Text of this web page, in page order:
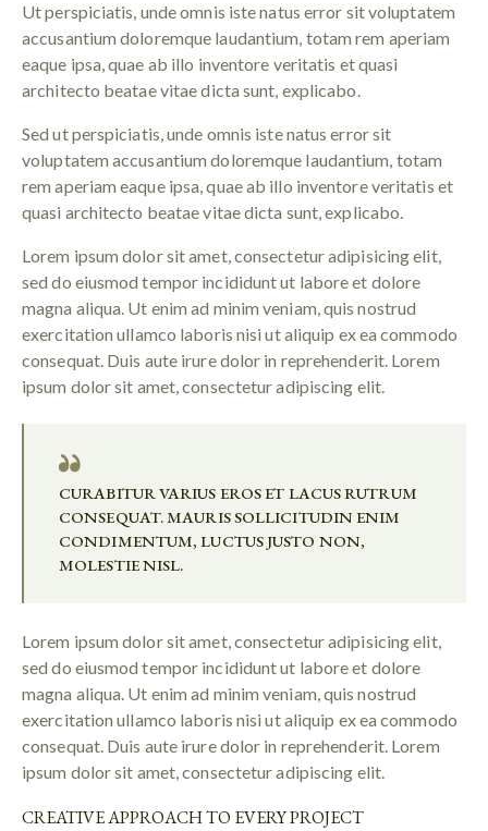
Ut perspiciatis, unde omnis iste natus error sit voluptatem
accusantium doloremque laudantium, totam rem aperiam
eaque ipsa, quae ab illo inventore veritatis et quasi
architecto beatae vitae dicta sunt, explicabo.
Sed ut perspiciatis, unde omnis iste natus error sit
voluptatem accusantium doloremque laudantium, totam
rem aperiam eaque ipsa, quae ab illo inventore veritatis et
quasi architecto beatae vitae dicta sunt, explicabo.
Lorem ipsum dolor sit amet, consectetur adipisicing elit,
sed do eiusmod tempor incididunt ut labore et dolore
magna aliqua. Ut enim ad minim veniam, quis nostrud
exercitation ullamco laboris nisi ut aliquip ex ea commodo
consequat. Duis aute irure dolor in reprehenderit. Lorem
ipsum dolor sit amet, consectetur adipiscing elit.
CURABITUR VARIUS EROS ET LACUS RUTRUM
CONSEQUAT. MAURIS SOLLICITUDIN ENIM
CONDIMENTUM, LUCTUS JUSTO NON,
MOLESTIE NISL.
Lorem ipsum dolor sit amet, consectetur adipisicing elit,
sed do eiusmod tempor incididunt ut labore et dolore
magna aliqua. Ut enim ad minim veniam, quis nostrud
exercitation ullamco laboris nisi ut aliquip ex ea commodo
consequat. Duis aute irure dolor in reprehenderit. Lorem
ipsum dolor sit amet, consectetur adipiscing elit.
CREATIVE APPROACH TO EVERY PROJECT